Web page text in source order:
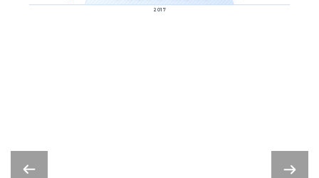
2017